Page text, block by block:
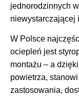
jednorodzinnych
niewystarczającej
W Polsce
ociepleń jest
montażu – a
powietrza,
zastosowania,